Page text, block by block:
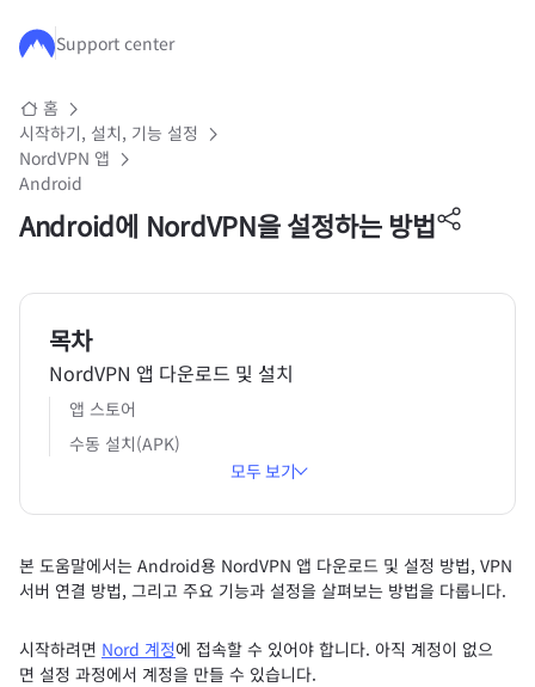
주요 콘텐츠로 건너뛰기
Support center
홈
시작하기, 설치, 기능 설정
NordVPN 앱
Android
Android에 NordVPN을 설정하는 방법
목차
NordVPN 앱 다운로드 및 설치
앱 스토어
수동 설치(APK)
모두 보기
본 도움말에서는 Android용 NordVPN 앱 다운로드 및 설정 방법, VPN
서버 연결 방법, 그리고 주요 기능과 설정을 살펴보는 방법을 다룹니다.
시작하려면 Nord 계정에 접속할 수 있어야 합니다. 아직 계정이 없으
면 설정 과정에서 계정을 만들 수 있습니다.